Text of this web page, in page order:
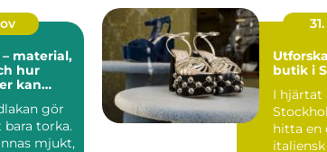
material,
hur
kan
gör
torka.
mjukt,
butik i
I hjärtat
hitta en